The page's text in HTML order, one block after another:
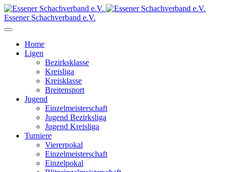
Essener Schachverband e.V.
Home
Ligen
Bezirksklasse
Kreisliga
Kreisklasse
Breitensport
Jugend
Einzelmeisterschaft
Jugend Bezirksliga
Jugend Kreisliga
Turniere
Viererpokal
Einzelmeisterschaft
Einzelpokal